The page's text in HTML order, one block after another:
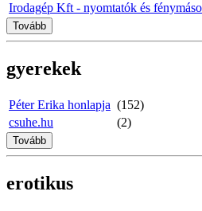
Irodagép Kft - nyomtatók és
Tovább
gyerekek
Péter Erika honlapja (152)
csuhe.hu
(2)
Tovább
erotikus